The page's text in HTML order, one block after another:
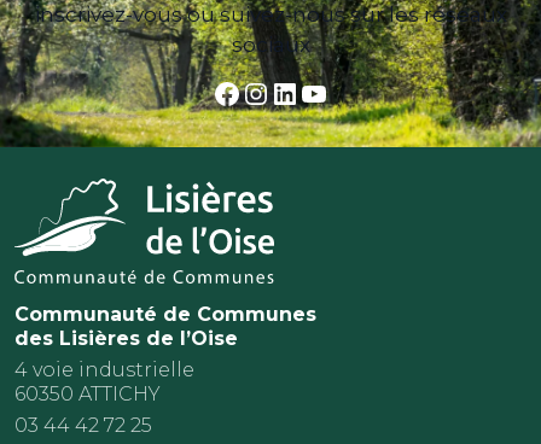
inscrivez-vous ou suivez-nous sur les réseaux
sociaux
Facebook
Instagram
LinkedIn
YouTube
Communauté de Communes
des Lisières de l’Oise
4 voie industrielle
60350 ATTICHY
03 44 42 72 25